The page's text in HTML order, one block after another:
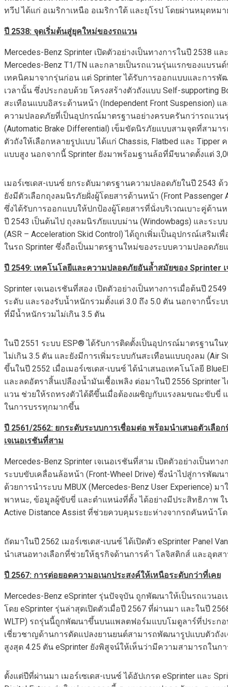
ทวีป ได้แก่ อเมริกาเหนือ อเมริกาใต้ และยุโรป โดยผ่านหมุดห
ปี 2538: จุดเริ่มต้นสู่ยุคใหม่ของรถแวน
Mercedes-Benz Sprinter เปิดตัวอย่างเป็นทางการในปี 2538
Mercedes-Benz T1/TN และกลายเป็นรถแวนรุ่นแรกของแบ
เทคนิคมาจากรุ่นก่อน แต่ Sprinter ได้รับการออกแบบและการ
เวลานั้น ซึ่งประกอบด้วย โครงสร้างตัวถังแบบ Self-supporting
สะเทือนแบบอิสระด้านหน้า (Independent Front
ความปลอดภัยที่เป็นอุปกรณ์มาตรฐานอย่างครบครันกว่ารถแวน
(Automatic Brake Differential) เข็มขัดนิรภัยแบบสามจุดที่สา
ตัวถังให้เลือกหลายรูปแบบ ได้แก่ Chassis, Flatbed และ Tipper
แบบสูง นอกจากนี้ Sprinter ยังมาพร้อมฐานล้อที่มีขนาดตั้งแต่
เมอร์เซเดส-เบนซ์ ยกระดับมาตรฐานความปลอดภัยในปี 2543
ยังมีตัวเลือกถุงลมนิรภัยฝั่งผู้โดยสารด้านหน้า (Front Passenger
ซึ่งได้รับการออกแบบให้ปกป้องผู้โดยสารที่นั่งบริเวณเบาะคู่ด้าน
ปี 2543 เป็นต้นไป ถุงลมนิรภัยแบบม่าน (Windowbags) และระ
(ASR – Acceleration Skid Control) ได้ถูกเพิ่มเป็นอุปกรณ์เสริม
ในรถ Sprinter ซึ่งถือเป็นมาตรฐานใหม่ของระบบความปลอดภั
ปี 2549: เทคโนโลยีและความปลอดภัยอันล้ำสมัยของ Sprinter
Sprinter เจเนอเรชันที่สอง เปิดตัวอย่างเป็นทางการเมื่อต้นปี
ระดับ และรองรับน้ำหนักรวมตั้งแต่ 3.0 ถึง 5.0 ตัน นอกจากนี้ระ
ที่มีน้ำหนักรวมไม่เกิน 3.5 ตัน
ในปี 2551 ระบบ ESP® ได้รับการติดตั้งเป็นอุปกรณ์มาตรฐานใ
ไม่เกิน 3.5 ตัน และยังมีการเพิ่มระบบกันสะเทือนแบบถุงลม
ขึ้นในปี 2552 เมื่อเมอร์เซเดส-เบนซ์ ได้นำเสนอเทคโนโลยี
และลดอัตราสิ้นเปลืองน้ำมันเชื้อเพลิง ต่อมาในปี 2556
แวน ช่วยให้รถทรงตัวได้ดีขึ้นเมื่อต้องเผชิญกับแรงลมขณะขับขี่
ในการบรรทุกมากขึ้น
ปี 2561/2562: ยกระดับระบบการเชื่อมต่อ พร้อมนำเสนอตัวเลือ
เจเนอเรชันที่สาม
Mercedes-Benz Sprinter เจเนอเรชันที่สาม เปิดตัวอย่างเป็น
ระบบขับเคลื่อนล้อหน้า (Front-Wheel Drive) ซึ่งนำไปสู่การพัฒ
ด้วยการนำระบบ MBUX (Mercedes-Benz User Experience)
พาหนะ, ข้อมูลผู้ขับขี่ และตำแหน่งที่ตั้ง ได้อย่างมีประสิทธิภาพ ใ
Active Distance Assist ที่ช่วยควบคุมระยะห่างจากรถคันหน้าโ
ถัดมาในปี 2562 เมอร์เซเดส-เบนซ์ ได้เปิดตัว eSprinter
นำเสนอทางเลือกที่ช่วยให้ธุรกิจด้านการค้า โลจิสติกส์ และอุตส
ปี 2567: การต่อยอดความอเนกประสงค์ให้เหนือระดับกว่าที่เคย
Mercedes-Benz eSprinter รุ่นปัจจุบัน ถูกพัฒนาให้เป็นรถแวน
โดย eSprinter รุ่นล่าสุดเปิดตัวเมื่อปี 2567 ที่ผ่านมา และในปี
WLTP) รถรุ่นนี้ถูกพัฒนาขึ้นบนแพลตฟอร์มแบบโมดูลาร์ที่ประกอ
เชี่ยวชาญด้านการดัดแปลงยานยนต์สามารถพัฒนารูปแบบตัวถัง
สูงสุด 4.25 ตัน eSprinter ยังพิสูจน์ให้เห็นว่ามีความสามารถใน
ตั้งแต่ปีที่ผ่านมา เมอร์เซเดส-เบนซ์ ได้อัปเกรด eSprinter และ